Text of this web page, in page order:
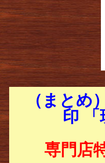
（まとめ
印
専門店